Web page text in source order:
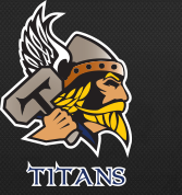
Les meneurs de la division
s’affrontent au Centre | Titans
témiscaming